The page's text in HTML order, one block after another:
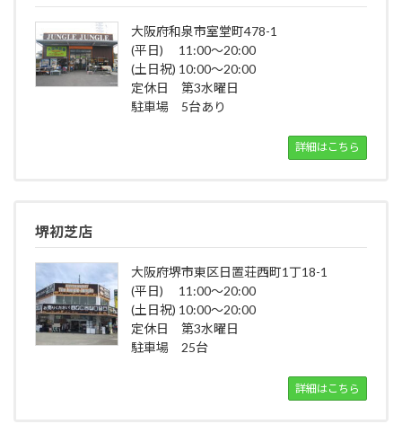
大阪府和泉市室堂町478-1
(平日) 11:00～20:00
(土日祝) 10:00～20:00
定休日 第3水曜日
駐車場 5台あり
詳細はこちら
堺初芝店
大阪府堺市東区日置荘西町1丁18-1
(平日) 11:00～20:00
(土日祝) 10:00～20:00
定休日 第3水曜日
駐車場 25台
詳細はこちら